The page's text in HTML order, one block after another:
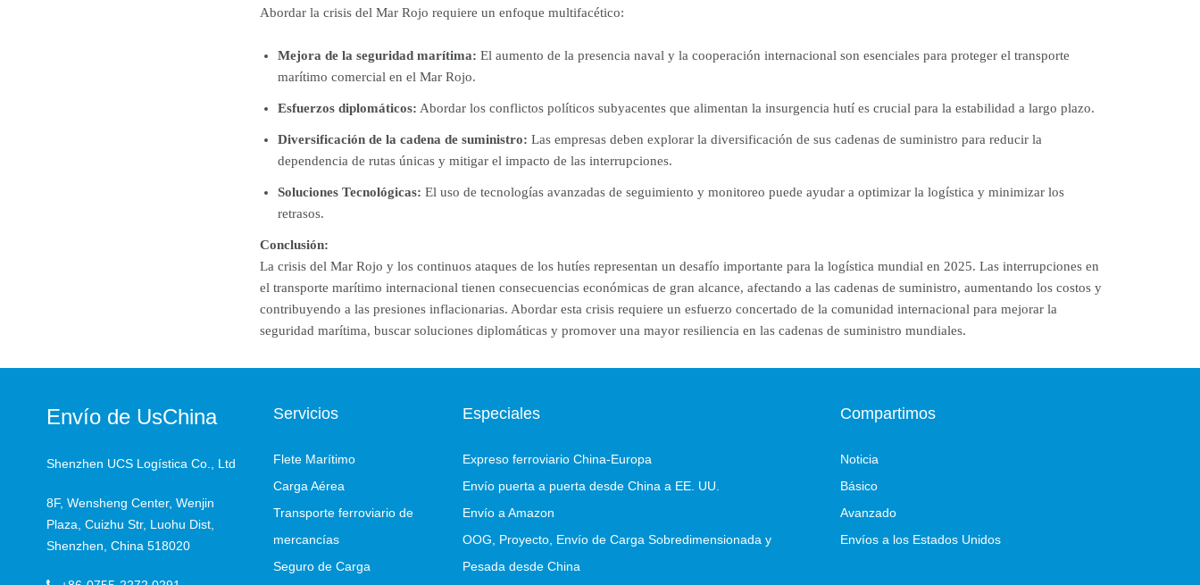
Abordar la crisis del Mar Rojo requiere un enfoque multifacético:
Mejora de la seguridad marítima: El aumento de la presencia naval y la cooperación internacional son esenciales para proteger el transporte
marítimo comercial en el Mar Rojo.
Esfuerzos diplomáticos: Abordar los conflictos políticos subyacentes que alimentan la insurgencia hutí es crucial para la estabilidad a largo plazo.
Diversificación de la cadena de suministro: Las empresas deben explorar la diversificación de sus cadenas de suministro para reducir la
dependencia de rutas únicas y mitigar el impacto de las interrupciones.
Soluciones Tecnológicas: El uso de tecnologías avanzadas de seguimiento y monitoreo puede ayudar a optimizar la logística y minimizar los
retrasos.
Conclusión:
La crisis del Mar Rojo y los continuos ataques de los hutíes representan un desafío importante para la logística mundial en 2025. Las interrupciones en
el transporte marítimo internacional tienen consecuencias económicas de gran alcance, afectando a las cadenas de suministro, aumentando los costos y
contribuyendo a las presiones inflacionarias. Abordar esta crisis requiere un esfuerzo concertado de la comunidad internacional para mejorar la
seguridad marítima, buscar soluciones diplomáticas y promover una mayor resiliencia en las cadenas de suministro mundiales.
Envío de UsChina
Shenzhen UCS Logística Co., Ltd
8F, Wensheng Center, Wenjin
Plaza, Cuizhu Str, Luohu Dist,
Shenzhen, China 518020
Servicios
Flete Marítimo
Carga Aérea
Transporte ferroviario de
mercancías
Seguro de Carga
Especiales
Expreso ferroviario China-Europa
Envío puerta a puerta desde China a EE. UU.
Envío a Amazon
OOG, Proyecto, Envío de Carga Sobredimensionada y
Pesada desde China
Compartimos
Noticia
Básico
Avanzado
Envíos a los Estados Unidos